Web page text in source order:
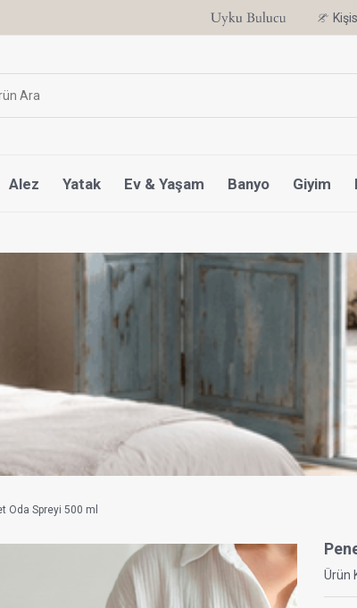
6 Ay'a Varan Taksit Ayrıcalığı
Alez Yatak Ev & Yaşam Banyo Giyim
Oda Spreyi 500 ml
Ürün